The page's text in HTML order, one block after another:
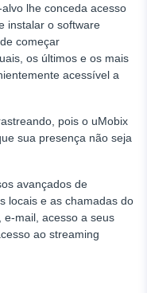
lhe conceda acesso
instalar o software
começar
os últimos e os mais
acessível a
pois o uMobix
sua presença não seja
avançados de
locais e as chamadas do
e-mail, acesso a seus
ao streaming